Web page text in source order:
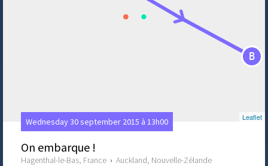
B
Leaflet
Wednesday 30 september 2015 à 13h00
On embarque !
Hagenthal-le-Bas, France › Auckland, Nouvelle-Zélande